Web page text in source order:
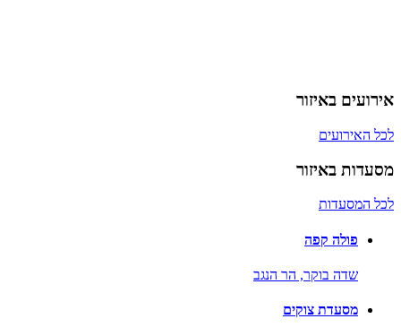
אירועים באיזור
לכל האירועים
מסעדות באיזור
לכל המסעדות
פולה קפה
שדה בוקר, הר הנגב
מסעדת צוקים